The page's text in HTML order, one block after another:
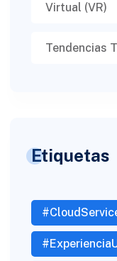
Virtual (VR)​
Tendencias
Etiquetas